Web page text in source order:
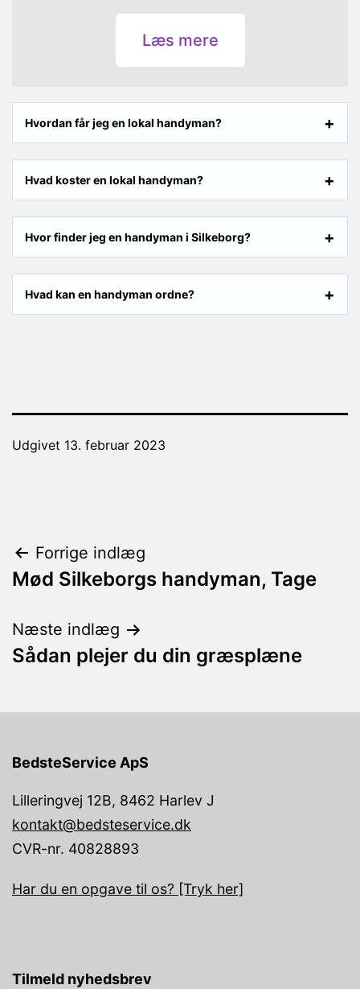
Læs mere
Hvordan får jeg en lokal handyman?
Hvad koster en lokal handyman?
Hvor finder jeg en handyman i Silkeborg?
Hvad kan en handyman ordne?
Udgivet 13. februar 2023
Indlægsnavigation
Forrige indlæg
Mød Silkeborgs handyman, Tage
Næste indlæg
Sådan plejer du din græsplæne
BedsteService ApS
Lilleringvej 12B, 8462 Harlev J
kontakt@bedsteservice.dk
CVR-nr. 40828893
Har du en opgave til os? [Tryk her]
Tilmeld nyhedsbrev